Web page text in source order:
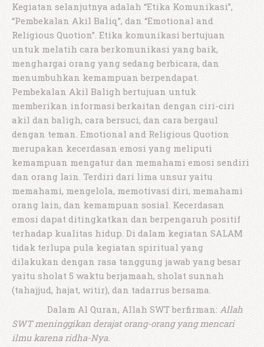
Kegiatan selanjutnya adalah “Etika Komunikasi”,
“Pembekalan Akil Baliq”, dan “Emotional and
Religious Quotion”. Etika komunikasi bertujuan
untuk melatih cara berkomunikasi yang baik,
menghargai orang yang sedang berbicara, dan
menumbuhkan kemampuan berpendapat.
Pembekalan Akil Baligh bertujuan untuk
memberikan informasi berkaitan dengan ciri-ciri
akil dan baligh, cara bersuci, dan cara bergaul
dengan teman. Emotional and Religious Quotion
merupakan kecerdasan emosi yang meliputi
kemampuan mengatur dan memahami emosi sendiri
dan orang lain. Terdiri dari lima unsur yaitu
memahami, mengelola, memotivasi diri, memahami
orang lain, dan kemampuan sosial. Kecerdasan
emosi dapat ditingkatkan dan berpengaruh positif
terhadap kualitas hidup. Di dalam kegiatan SALAM
tidak terlupa pula kegiatan spiritual yang
dilakukan dengan rasa tanggung jawab yang besar
yaitu sholat 5 waktu berjamaah, sholat sunnah
(tahajjud, hajat, witir), dan tadarrus bersama.
Dalam Al Quran, Allah SWT berfirman: Allah
SWT meninggikan derajat orang-orang yang mencari
ilmu karena ridha-Nya.